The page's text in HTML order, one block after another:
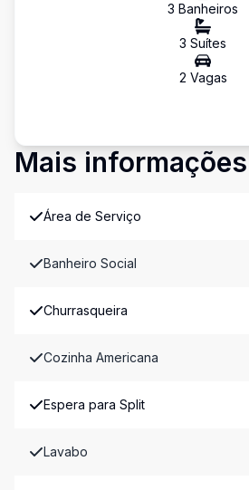
3 Banheiros
3 Suítes
2 Vagas
Mais informações
Área de Serviço
Banheiro Social
Churrasqueira
Cozinha Americana
Espera para Split
Lavabo